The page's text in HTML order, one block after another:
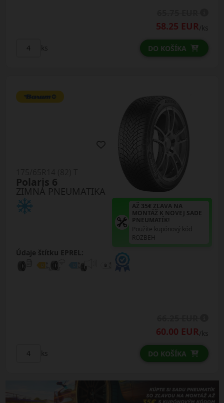
58.25 EUR/ks
ks DO KOŠÍKA
ZIMNÁ PNEUMATIKA
Polaris 6
Údaje štítku EPREL:
AŽ 35€ ZĽAVA NA
MONTÁŽ K NOVEJ SADE
PNEUMATÍK!
Použite kupónový kód
ROZBEH
60.00 EUR/ks
ks DO KOŠÍKA